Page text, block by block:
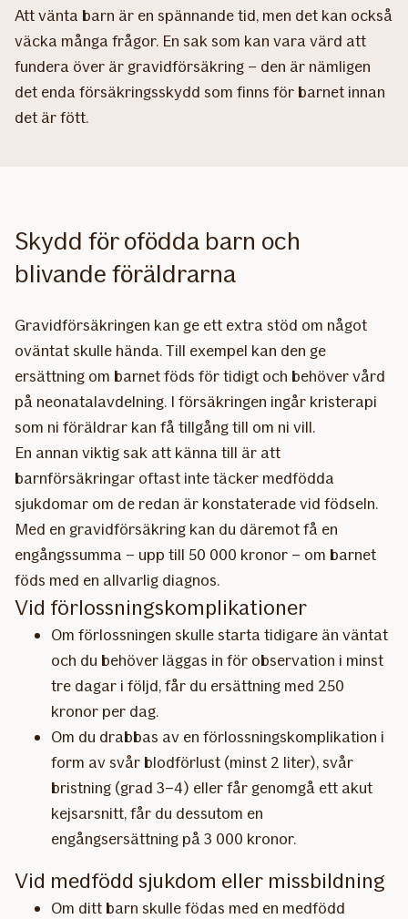
Att vänta barn är en spännande tid, men det kan också
väcka många frågor. En sak som kan vara värd att
fundera över är gravidförsäkring – den är nämligen
det enda försäkringsskydd som finns för barnet innan
det är fött.
Skydd för ofödda barn och
blivande föräldrarna
Gravidförsäkringen kan ge ett extra stöd om något
oväntat skulle hända. Till exempel kan den ge
ersättning om barnet föds för tidigt och behöver vård
på neonatalavdelning. I försäkringen ingår kristerapi
som ni föräldrar kan få tillgång till om ni vill.
En annan viktig sak att känna till är att
barnförsäkringar oftast inte täcker medfödda
sjukdomar om de redan är konstaterade vid födseln.
Med en gravidförsäkring kan du däremot få en
engångssumma – upp till 50 000 kronor – om barnet
föds med en allvarlig diagnos.
Vid förlossningskomplikationer
Om förlossningen skulle starta tidigare än väntat
och du behöver läggas in för observation i minst
tre dagar i följd, får du ersättning med 250
kronor per dag.
Om du drabbas av en förlossningskomplikation i
form av svår blodförlust (minst 2 liter), svår
bristning (grad 3–4) eller får genomgå ett akut
kejsarsnitt, får du dessutom en
engångsersättning på 3 000 kronor.
Vid medfödd sjukdom eller missbildning
Om ditt barn skulle födas med en medfödd